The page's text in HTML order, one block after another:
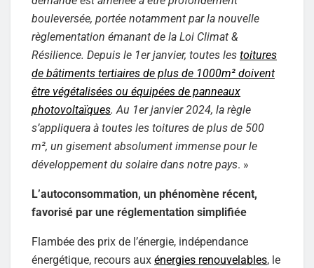
bouleversée, portée notamment par la nouvelle
règlementation émanant de la Loi Climat &
Résilience. Depuis le 1er janvier, toutes les toitures
de bâtiments tertiaires de plus de 1000m² doivent
être végétalisées ou équipées de panneaux
photovoltaïques. Au 1er janvier 2024, la règle
s’appliquera à toutes les toitures de plus de 500
m², un gisement absolument immense pour le
développement du solaire dans notre pays. »
L’autoconsommation, un phénomène récent,
favorisé par une réglementation simplifiée
Flambée des prix de l’énergie, indépendance
énergétique, recours aux énergies renouvelables, le